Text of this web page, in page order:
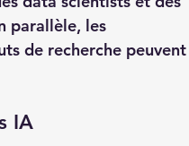
parallèle, les
de recherche peuvent
IA